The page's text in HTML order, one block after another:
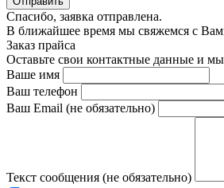
Спасибо, заявка отправлена.
В ближайшее время мы свяжемся с
Заказ прайса
Оставьте свои контактные данные и
Ваше имя
Ваш телефон
Ваш Email (не обязательно)
Текст сообщения (не обязательно)